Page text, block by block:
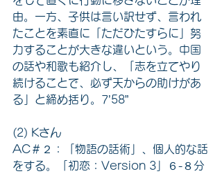
由。一方、子供は言い訳せず、言われ
たことを素直に「ただひたすらに」努
力することが大きな違いという。中国
の話や和歌も紹介し、「志を立てやり
続けることで、必ず天からの助けがあ
る」と締め括り。7’58”
(2) Kさん
AC＃２：「物語の話術」、個人的な話
をする。「初恋：Version 3」６-８分